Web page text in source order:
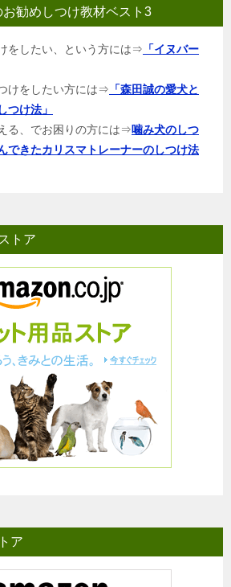
お勧めしつけ教材ベスト3
をしたい、という方には⇒ 「イヌバー
けをしたい方には⇒ 「森田誠の愛犬と
つけ法」
る、でお困りの方には⇒噛み犬のしつ
できたカリスマトレーナーのしつけ法
トア
ア